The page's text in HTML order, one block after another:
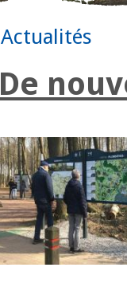
Actualités
De